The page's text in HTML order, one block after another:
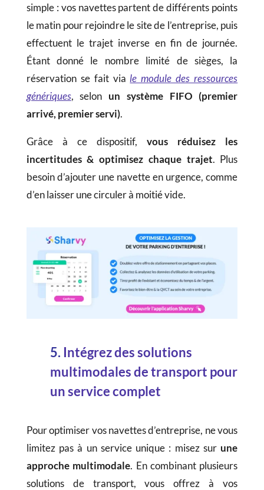
simple : vos navettes partent de différents points
le matin pour rejoindre le site de l’entreprise, puis
effectuent le trajet inverse en fin de journée.
Étant donné le nombre limité de sièges, la
réservation se fait viale module des ressources
génériques, selon un système FIFO (premier
arrivé, premier servi).
Grâce à ce dispositif,vous réduisez les
incertitudes & optimisez chaque trajet. Plus
besoin d’ajouter une navette en urgence, comme
d’en laisser une circuler à moitié vide.
5. Intégrez des solutions
multimodales de transport pour
un service complet
Pour optimiser vos navettes d’entreprise, ne vous
limitez pas à un service unique : misez sur une
approche multimodale. En combinant plusieurs
solutions de transport, vous offrez à vos